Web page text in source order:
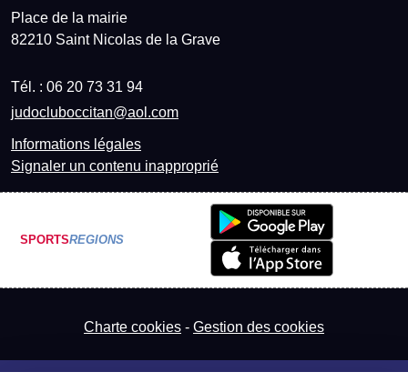
Place de la mairie
82210 Saint Nicolas de la Grave
Tél. : 06 20 73 31 94
judocluboccitan@aol.com
Informations légales
Signaler un contenu inapproprié
SPORTSREGIONS
Charte cookies Gestion des cookies